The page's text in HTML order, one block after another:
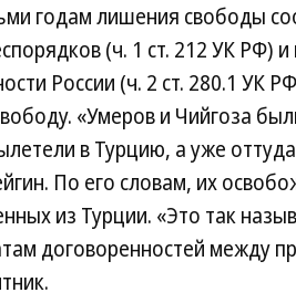
годам лишения свободы
(ч. 1 ст. 212 УК РФ)
России (ч. 2 ст. 280.1 УК
«Умеров и Чийгоза
в Турцию, а уже
По его словам, их
из Турции. «Это так
договоренностей между